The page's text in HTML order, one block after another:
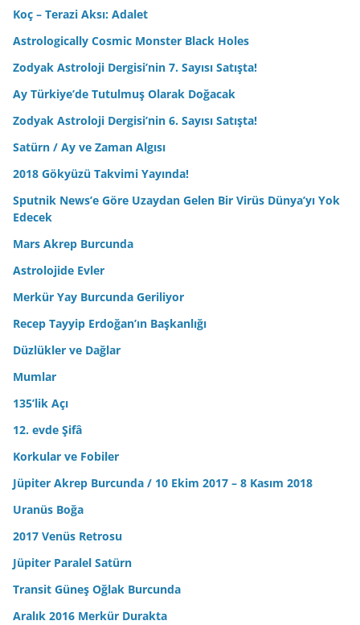
Koç – Terazi Aksı: Adalet
Astrologically Cosmic Monster Black Holes
Zodyak Astroloji Dergisi’nin 7. Sayısı Satışta!
Ay Türkiye’de Tutulmuş Olarak Doğacak
Zodyak Astroloji Dergisi’nin 6. Sayısı Satışta!
Satürn / Ay ve Zaman Algısı
2018 Gökyüzü Takvimi Yayında!
Sputnik News’e Göre Uzaydan Gelen Bir Virüs Dünya’yı Yok
Edecek
Mars Akrep Burcunda
Astrolojide Evler
Merkür Yay Burcunda Geriliyor
Recep Tayyip Erdoğan’ın Başkanlığı
Düzlükler ve Dağlar
Mumlar
135’lik Açı
12. evde Şifâ
Korkular ve Fobiler
Jüpiter Akrep Burcunda / 10 Ekim 2017 – 8 Kasım 2018
Uranüs Boğa
2017 Venüs Retrosu
Jüpiter Paralel Satürn
Transit Güneş Oğlak Burcunda
Aralık 2016 Merkür Durakta